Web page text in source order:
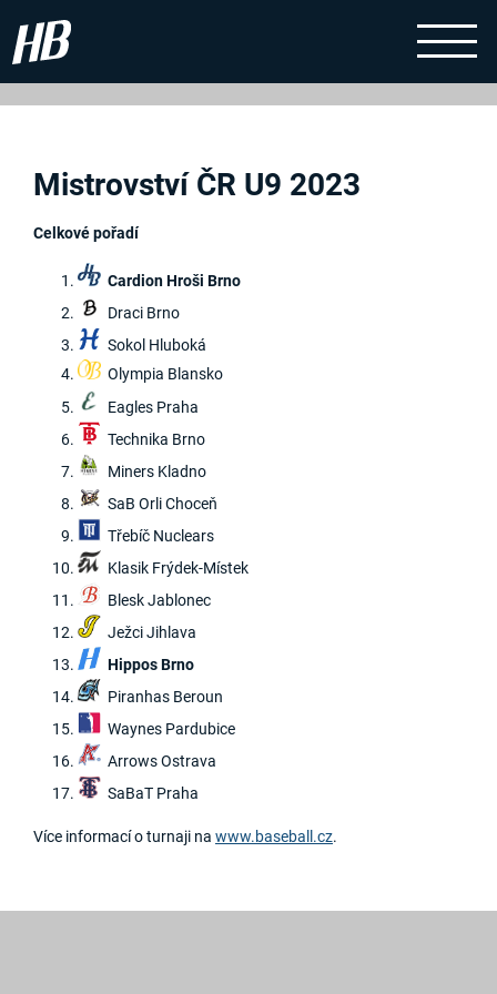
Mistrovství ČR U9 2023
Celkové pořadí
Cardion Hroši Brno
Draci Brno
Sokol Hluboká
Olympia Blansko
Eagles Praha
Technika Brno
Miners Kladno
SaB Orli Choceň
Třebíč Nuclears
Klasik Frýdek-Místek
Blesk Jablonec
Ježci Jihlava
Hippos Brno
Piranhas Beroun
Waynes Pardubice
Arrows Ostrava
SaBaT Praha
Více informací o turnaji na www.baseball.cz.